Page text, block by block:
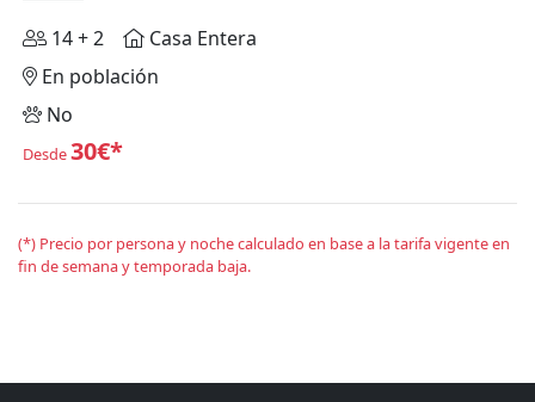
14 + 2
Casa Entera
En población
No
Desde30€*
(*) Precio por persona y noche calculado en base a la tarifa vigente en
fin de semana y temporada baja.